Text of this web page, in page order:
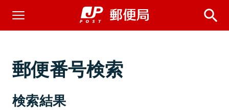
郵便番号検索
検索結果